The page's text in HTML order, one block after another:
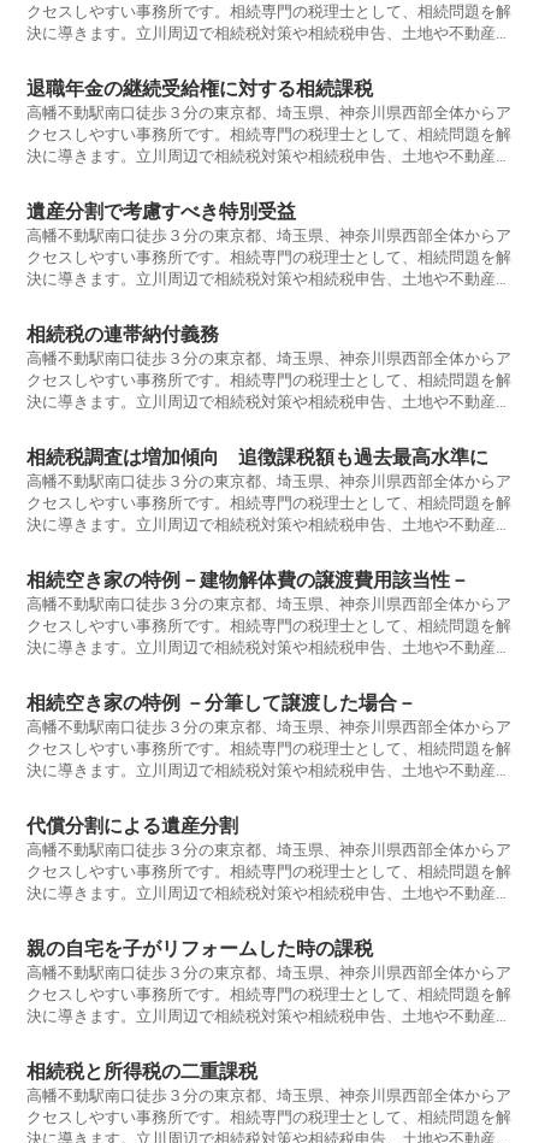
クセスしやすい事務所です。相続専門の税理士として、相続問題を解
決に導きます。立川周辺で相続税対策や相続税申告、土地や不動産の
とをお勧めします。相続税に強い税理士ならば、大幅な節税ができる
可能性があります。生前贈与、相続税申告要否判定、遺産分割協議書
作成、相続放棄、準確定申告、小規模宅地の特例、相続時精算課税、
相続登記、名義預金、教育資金贈与、住宅取得資金贈与,路線価評価,
等についてもお気軽にご相談ください。
退職年金の継続受給権に対する相続課税
高幡不動駅南口徒歩３分の東京都、埼玉県、神奈川県西部全体からア
クセスしやすい事務所です。相続専門の税理士として、相続問題を解
決に導きます。立川周辺で相続税対策や相続税申告、土地や不動産の
とをお勧めします。相続税に強い税理士ならば、大幅な節税ができる
可能性があります。生前贈与、相続税申告要否判定、遺産分割協議書
作成、相続放棄、準確定申告、小規模宅地の特例、相続時精算課税、
相続登記、名義預金、教育資金贈与、住宅取得資金贈与,路線価評価,
等についてもお気軽にご相談ください。
遺産分割で考慮すべき特別受益
高幡不動駅南口徒歩３分の東京都、埼玉県、神奈川県西部全体からア
クセスしやすい事務所です。相続専門の税理士として、相続問題を解
決に導きます。立川周辺で相続税対策や相続税申告、土地や不動産の
とをお勧めします。相続税に強い税理士ならば、大幅な節税ができる
可能性があります。生前贈与、相続税申告要否判定、遺産分割協議書
作成、相続放棄、準確定申告、小規模宅地の特例、相続時精算課税、
相続登記、名義預金、教育資金贈与、住宅取得資金贈与,路線価評価,
等についてもお気軽にご相談ください。
相続税の連帯納付義務
高幡不動駅南口徒歩３分の東京都、埼玉県、神奈川県西部全体からア
クセスしやすい事務所です。相続専門の税理士として、相続問題を解
決に導きます。立川周辺で相続税対策や相続税申告、土地や不動産の
とをお勧めします。相続税に強い税理士ならば、大幅な節税ができる
可能性があります。生前贈与、相続税申告要否判定、遺産分割協議書
作成、相続放棄、準確定申告、小規模宅地の特例、相続時精算課税、
相続登記、名義預金、教育資金贈与、住宅取得資金贈与,路線価評価,
等についてもお気軽にご相談ください。
相続税調査は増加傾向 追徴課税額も過去最高水準に
高幡不動駅南口徒歩３分の東京都、埼玉県、神奈川県西部全体からア
クセスしやすい事務所です。相続専門の税理士として、相続問題を解
決に導きます。立川周辺で相続税対策や相続税申告、土地や不動産の
とをお勧めします。相続税に強い税理士ならば、大幅な節税ができる
可能性があります。生前贈与、相続税申告要否判定、遺産分割協議書
作成、相続放棄、準確定申告、小規模宅地の特例、相続時精算課税、
相続登記、名義預金、教育資金贈与、住宅取得資金贈与,路線価評価,
等についてもお気軽にご相談ください。
相続空き家の特例－建物解体費の譲渡費用該当性－
高幡不動駅南口徒歩３分の東京都、埼玉県、神奈川県西部全体からア
クセスしやすい事務所です。相続専門の税理士として、相続問題を解
決に導きます。立川周辺で相続税対策や相続税申告、土地や不動産の
とをお勧めします。相続税に強い税理士ならば、大幅な節税ができる
可能性があります。生前贈与、相続税申告要否判定、遺産分割協議書
作成、相続放棄、準確定申告、小規模宅地の特例、相続時精算課税、
相続登記、名義預金、教育資金贈与、住宅取得資金贈与,路線価評価,
等についてもお気軽にご相談ください。
相続空き家の特例 －分筆して譲渡した場合－
高幡不動駅南口徒歩３分の東京都、埼玉県、神奈川県西部全体からア
クセスしやすい事務所です。相続専門の税理士として、相続問題を解
決に導きます。立川周辺で相続税対策や相続税申告、土地や不動産の
とをお勧めします。相続税に強い税理士ならば、大幅な節税ができる
可能性があります。生前贈与、相続税申告要否判定、遺産分割協議書
作成、相続放棄、準確定申告、小規模宅地の特例、相続時精算課税、
相続登記、名義預金、教育資金贈与、住宅取得資金贈与,路線価評価,
等についてもお気軽にご相談ください。
代償分割による遺産分割
高幡不動駅南口徒歩３分の東京都、埼玉県、神奈川県西部全体からア
クセスしやすい事務所です。相続専門の税理士として、相続問題を解
決に導きます。立川周辺で相続税対策や相続税申告、土地や不動産の
とをお勧めします。相続税に強い税理士ならば、大幅な節税ができる
可能性があります。生前贈与、相続税申告要否判定、遺産分割協議書
作成、相続放棄、準確定申告、小規模宅地の特例、相続時精算課税、
相続登記、名義預金、教育資金贈与、住宅取得資金贈与,路線価評価,
等についてもお気軽にご相談ください。
親の自宅を子がリフォームした時の課税
高幡不動駅南口徒歩３分の東京都、埼玉県、神奈川県西部全体からア
クセスしやすい事務所です。相続専門の税理士として、相続問題を解
決に導きます。立川周辺で相続税対策や相続税申告、土地や不動産の
とをお勧めします。相続税に強い税理士ならば、大幅な節税ができる
可能性があります。生前贈与、相続税申告要否判定、遺産分割協議書
作成、相続放棄、準確定申告、小規模宅地の特例、相続時精算課税、
相続登記、名義預金、教育資金贈与、住宅取得資金贈与,路線価評価,
相続税と所得税の二重課税
高幡不動駅南口徒歩３分の東京都、埼玉県、神奈川県西部全体からア
クセスしやすい事務所です。相続専門の税理士として、相続問題を解
決に導きます。立川周辺で相続税対策や相続税申告、土地や不動産の